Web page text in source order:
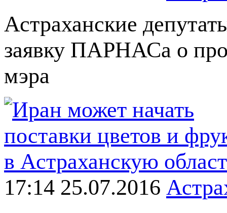
Астраханские
заявку ПАРНАСа о
мэра
17:14 25.07.2016